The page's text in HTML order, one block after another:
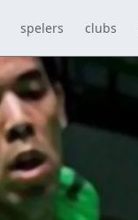
spelers clubs